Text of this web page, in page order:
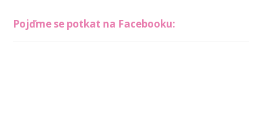
Pojďme se potkat na Facebooku: